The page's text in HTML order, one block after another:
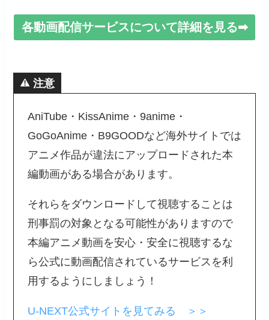
各動画配信サービスについて詳細を見る➡
注意
AniTube・KissAnime・9anime・
GoGoAnime・B9GOODなど海外サイトでは
アニメ作品が違法にアップロードされた本
編動画がある場合があります。
それらをダウンロードして視聴することは
刑事罰の対象となる可能性がありますので
本編アニメ動画を安心・安全に視聴するな
ら公式に動画配信されているサービスを利
用するようにしましょう！
U-NEXT公式サイトを見てみる ＞＞